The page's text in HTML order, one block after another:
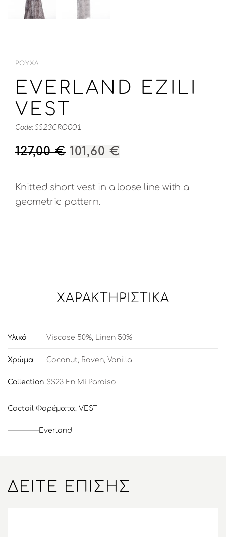
ΡΟΎΧΑ
EVERLAND EZILI
VEST
Code: SS23CRO001
127,00€ ORIGINAL
WAS:
127,00 €.
101,60 €
ΤΙΜΉ
Knitted short vest in a loose line with a
geometric pattern.
ΧΑΡΑΚΤΗΡΙΣΤΙΚΆ
Υλικό Viscose 50%, Linen 50%
Χρώμα Coconut, Raven, Vanilla
Collection SS23 En Mi Paraiso
Coctail Φορέματα, VEST
Everland
ΔΕΊΤΕ ΕΠΊΣΗΣ